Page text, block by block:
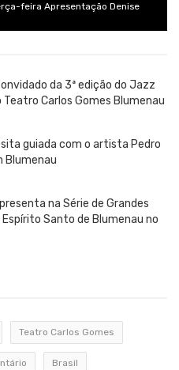
feira Apresentação Denise
da 3ª edição do Jazz
Carlos Gomes Blumenau
guiada com o artista Pedro
Blumenau
na Série de Grandes
Santo de Blumenau no
Teatro Carlos Gomes
Brasil